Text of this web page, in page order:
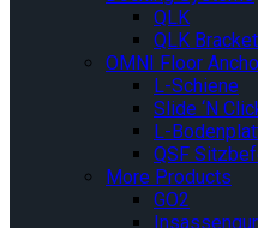
QLK
QLK
OMNI Floor
L-Schiene
Slide ‘N
L-
QSF
More Products
GO2